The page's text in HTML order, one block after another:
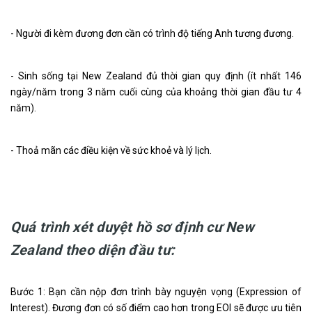
- Người đi kèm đương đơn cần có trình độ tiếng Anh tương đương.
- Sinh sống tại New Zealand đủ thời gian quy định (ít nhất 146
ngày/năm trong 3 năm cuối cùng của khoảng thời gian đầu tư 4
năm).
- Thoả mãn các điều kiện về sức khoẻ và lý lịch.
Quá trình xét duyệt hồ sơ định cư New
Zealand theo diện đầu tư:
Bước 1: Bạn cần nộp đơn trình bày nguyện vọng (Expression of
Interest). Đương đơn có số điểm cao hơn trong EOI sẽ được ưu tiên